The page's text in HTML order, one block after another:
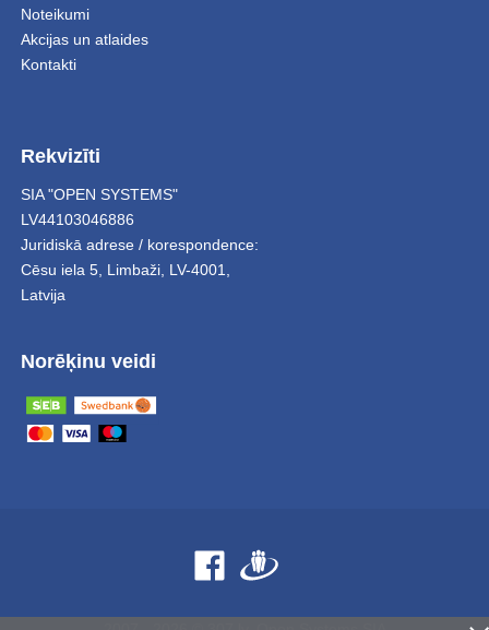
Noteikumi
Akcijas un atlaides
Kontakti
Rekvizīti
SIA "OPEN SYSTEMS"
LV44103046886
Juridiskā adrese / korespondence:
Cēsu iela 5, Limbaži, LV-4001,
Latvija
Norēķinu veidi